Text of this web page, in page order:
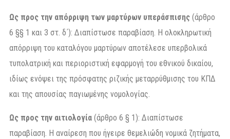
Ως προς την απόρριψη των μαρτύρων υπεράσπισης (άρθρο
6 §§ 1 και 3 στ. δ΄): Διαπίστωσε παραβίαση. Η ολοκληρωτική
απόρριψη του καταλόγου μαρτύρων αποτέλεσε υπερβολικά
τυπολατρική και περιοριστική εφαρμογή του εθνικού δικαίου,
ιδίως ενόψει της πρόσφατης ριζικής μεταρρύθμισης του ΚΠΔ
και της απουσίας παγιωμένης νομολογίας.
Ως προς την αιτιολογία (άρθρο 6 § 1): Διαπίστωσε
παραβίαση. Η αναίρεση που ήγειρε θεμελιώδη νομικά ζητήματα,